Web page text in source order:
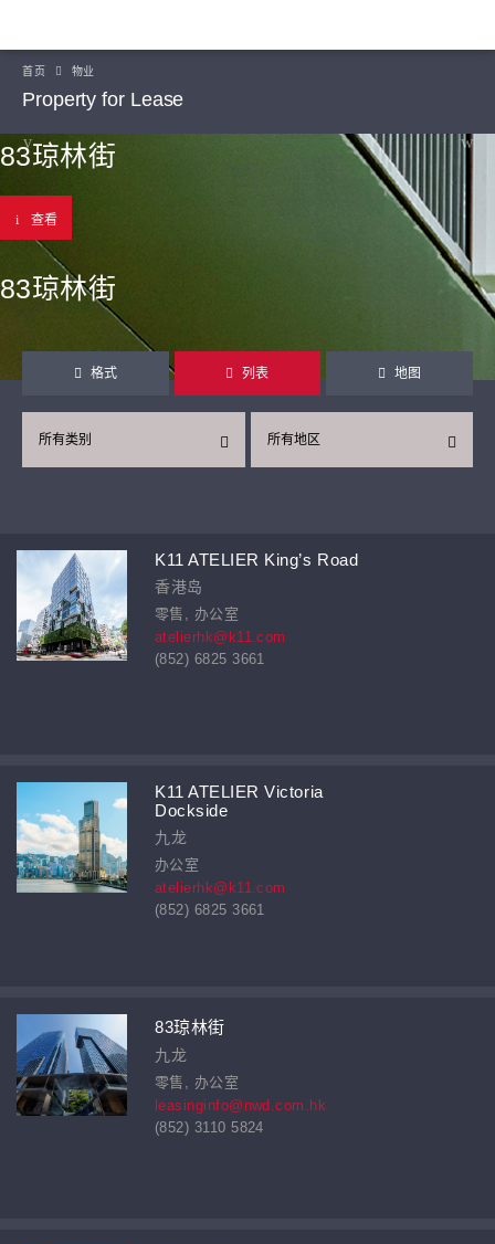
首页 物业
Property for Lease
83琼林街
查看
83琼林街
格式 列表 地图
所有地区
所有类别
K11 ATELIER King’s Road
香港岛
零售, 办公室
atelierhk@k11.com
(852) 6825 3661
K11 ATELIER Victoria
Dockside
九龙
办公室
atelierhk@k11.com
(852) 6825 3661
83琼林街
九龙
零售, 办公室
leasinginfo@nwd.com.hk
(852) 3110 5824